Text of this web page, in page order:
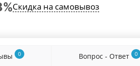
Скидка на самовывоз
0 Вопрос - Ответ 0